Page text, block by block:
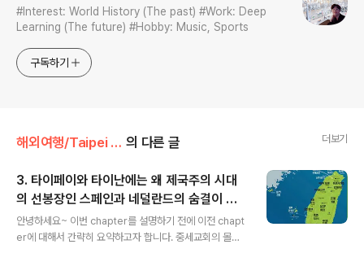
#Interest: World History (The past) #Work: Deep
Learning (The future) #Hobby: Music, Sports
구독하기
해외여행/Taipei (대만) 의 다른 글 더보기
3. 타이페이와 타이난에는 왜 제국주의 시대
의 선봉장인 스페인과 네덜란드의 숨결이 있
을까?
안녕하세요~ 이번 chapter를 설명하기 전에 이전 chapt
er에 대해서 간략히 요약하고자 합니다. 중세교회의 몰락